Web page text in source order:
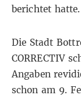
berichtet hatte.
Die Stadt
CORRECTIV
Angaben
schon am 9.